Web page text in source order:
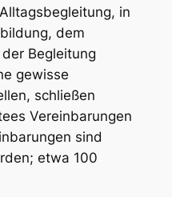
in
dem
Begleitung
gewisse
schließen
Vereinbarungen
sind
etwa 100